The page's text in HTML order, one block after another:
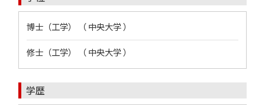
博士（工学） （ 中央大学 ）
修士（工学） （ 中央大学 ）
学歴